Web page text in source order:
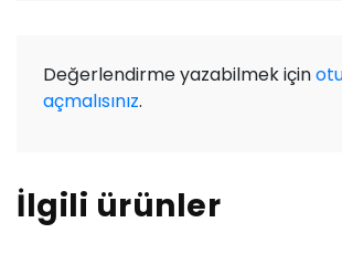
Değerlendirme yazabilmek için
açmalısınız.
İlgili ürünler